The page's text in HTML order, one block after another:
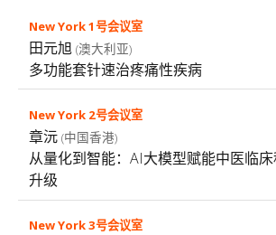
田元旭 (澳大利亚)
多功能套针速治疼痛性疾病
章沅 (中国香港)
从量化到智能：AI大模型赋能中医临
升级